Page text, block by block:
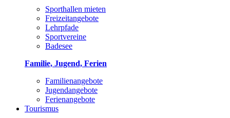
Sporthallen mieten
Freizeitangebote
Lehrpfade
Sportvereine
Badesee
Familie, Jugend, Ferien
Familienangebote
Jugendangebote
Ferienangebote
Tourismus